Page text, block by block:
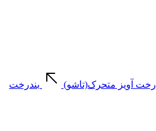
رخت آویز متحرک(تاشو) بندرخت